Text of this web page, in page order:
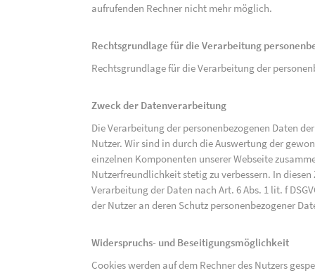
aufrufenden Rechner nicht mehr möglich.
Rechtsgrundlage für die Verarbeitung
Rechtsgrundlage für die Verarbeitung der
Zweck der Datenverarbeitung
Die Verarbeitung der personenbezogenen Daten
Nutzer. Wir sind in durch die Auswertung der
einzelnen Komponenten unserer Webseite
Nutzerfreundlichkeit stetig zu verbessern. In
Verarbeitung der Daten nach Art. 6 Abs. 1 lit. f
der Nutzer an deren Schutz personenbezogener
Widerspruchs- und Beseitigungsmöglichkeit
Cookies werden auf dem Rechner des Nutzers